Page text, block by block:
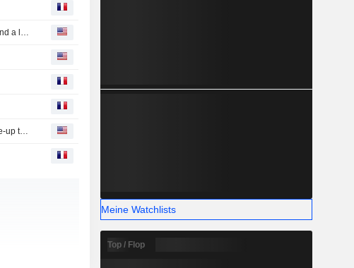
ROI-The financial week in five charts: Spiking yields, widening spreads and a long, cold winter
Credit Agricole tops Q2 forecasts, dismisses Monte Paschi-Banco BPM tie-up talk
Meine Watchlists
Top / Flop